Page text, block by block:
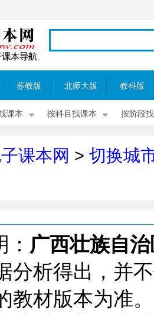
苏教版 北师大版 教科版
课本 按科目找课本 按阶段
课本网 > 切换城
广西壮族自
分析得出，并
教材版本为准